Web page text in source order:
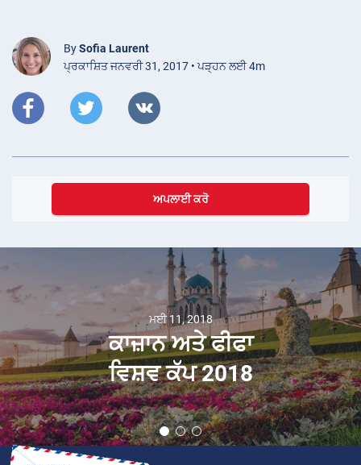
BySofia Laurent
ਪ੍ਰਕਾਸ਼ਿਤ ਜਨਵਰੀ 31, 2017 • ਪੜ੍ਹਨ ਲਈ 4m
ਅਪਲਾਈ ਕਰੋ
ਮਈ 11, 2018
ਕਾਜ਼ਾਨ ਅਤੇ ਫੀਫਾ
ਵਿਸ਼ਵ ਕੱਪ 2018